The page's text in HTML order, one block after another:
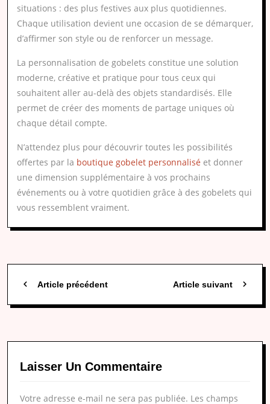
situations : des plus festives aux plus quotidiennes.
Chaque utilisation devient une occasion de se démarquer,
d’affirmer son style ou de renforcer un message.
La personnalisation de gobelets constitue une solution
moderne, créative et pratique pour tous ceux qui
souhaitent aller au-delà des objets standardisés. Elle
permet de créer des moments de partage uniques où
chaque détail compte.
N’attendez plus pour découvrir toutes les possibilités
offertes par la boutique gobelet personnalisé et donner
une dimension supplémentaire à vos prochains
événements ou à votre quotidien grâce à des gobelets qui
vous ressemblent vraiment.
Article précédent Article suivant
Laisser Un Commentaire
Votre adresse e-mail ne sera pas publiée. Les champs